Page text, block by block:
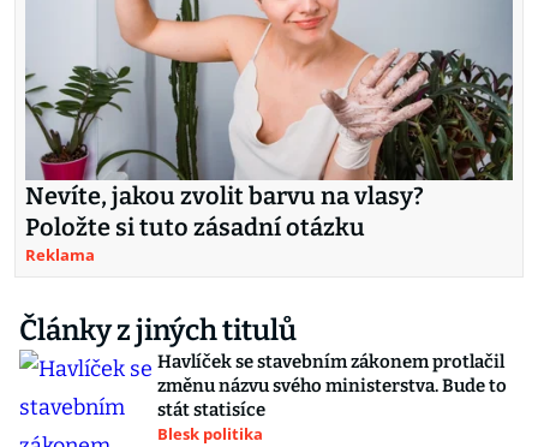
Nevíte, jakou zvolit barvu na vlasy?
Položte si tuto zásadní otázku
Reklama
Články z jiných titulů
Havlíček se stavebním zákonem protlačil
změnu názvu svého ministerstva. Bude to
stát statisíce
Blesk politika